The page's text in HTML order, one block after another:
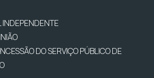
INDEPENDENTE
DO SERVIÇO PÚBLICO DE